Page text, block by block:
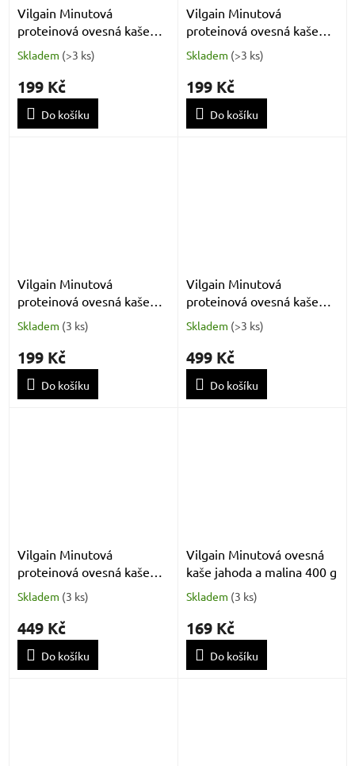
Vilgain Minutová
proteinová ovesná kaše
čokoláda a lískový oříšek
400 g
Skladem (>3 ks)
199 Kč
Do košíku
Vilgain Minutová
proteinová ovesná kaše
čokoláda a karamel 400 g
Skladem (>3 ks)
199 Kč
Do košíku
Vilgain Minutová
proteinová ovesná kaše
karamel a matcha 400 g
Skladem (3 ks)
199 Kč
Do košíku
Vilgain Minutová
proteinová ovesná kaše
kokosový krém 1 200 g
Skladem (>3 ks)
499 Kč
Do košíku
Vilgain Minutová
proteinová ovesná kaše
čokoláda a lískový oříšek
1 200 g
Skladem (3 ks)
449 Kč
Do košíku
Vilgain Minutová ovesná
kaše jahoda a malina 400 g
Skladem (3 ks)
169 Kč
Do košíku